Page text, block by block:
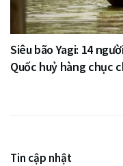
Siêu bão Yagi: 14
Quốc huỷ hàng chục
Tin cập nhật